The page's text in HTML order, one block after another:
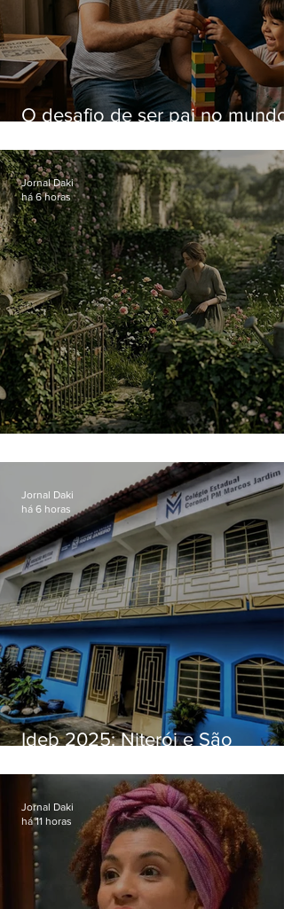
O desafio de ser pai no mundo
Jornal Daki
há 6 horas
Ideb 2025: Niterói e São
distintos no ensino médio; veja
Jornal Daki
há 6 horas
Jornal Daki
há 11 horas